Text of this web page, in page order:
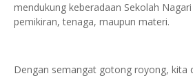
mendukung keberadaan Sekolah
pemikiran, tenaga, maupun materi.
Dengan semangat gotong royong, kita